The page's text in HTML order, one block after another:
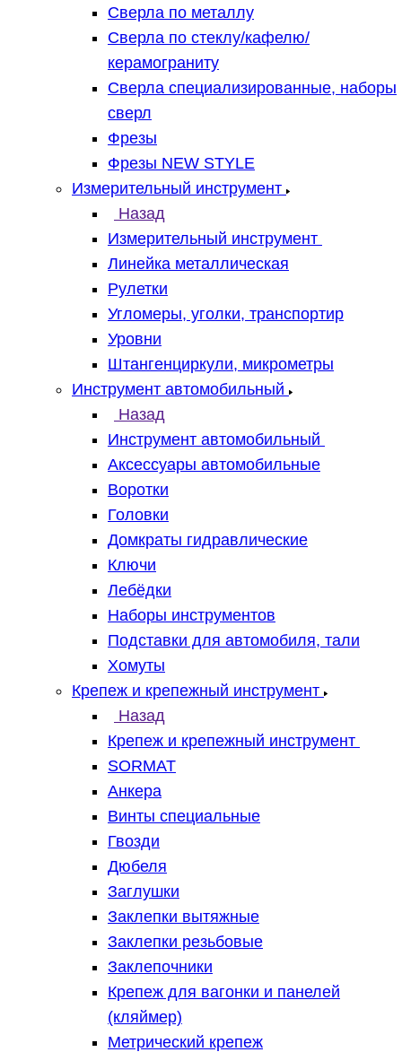
Сверла по металлу
Сверла по стеклу/кафелю/
керамограниту
Сверла специализированные, наборы
сверл
Фрезы
Фрезы NEW STYLE
Измерительный инструмент
Назад
Измерительный инструмент
Линейка металлическая
Рулетки
Угломеры, уголки, транспортир
Уровни
Штангенциркули, микрометры
Инструмент автомобильный
Назад
Инструмент автомобильный
Аксессуары автомобильные
Воротки
Головки
Домкраты гидравлические
Ключи
Лебёдки
Наборы инструментов
Подставки для автомобиля, тали
Хомуты
Крепеж и крепежный инструмент
Назад
Крепеж и крепежный инструмент
SORMAT
Анкера
Винты специальные
Гвозди
Дюбеля
Заглушки
Заклепки вытяжные
Заклепки резьбовые
Заклепочники
Крепеж для вагонки и панелей
(кляймер)
Метрический крепеж